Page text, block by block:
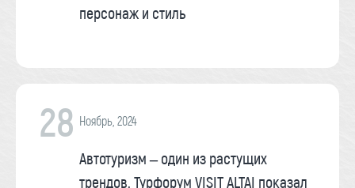
персонаж и стиль
28 Ноябрь, 2024
Автотуризм – один из растущих
трендов. Турфорум VISIT ALTAI показал